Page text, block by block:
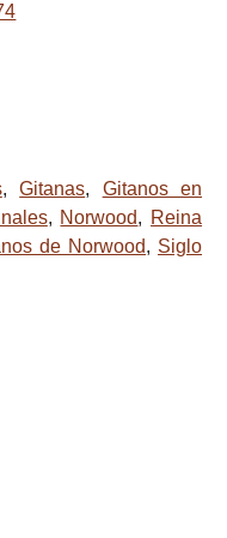
,Gitanas, Gitanos en
, Norwood, Reina
de Norwood, Siglo